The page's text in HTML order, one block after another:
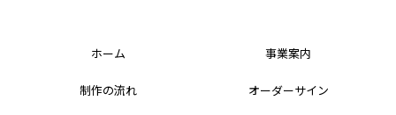
ホーム 事業案内
制作の流れ オーダーサイン